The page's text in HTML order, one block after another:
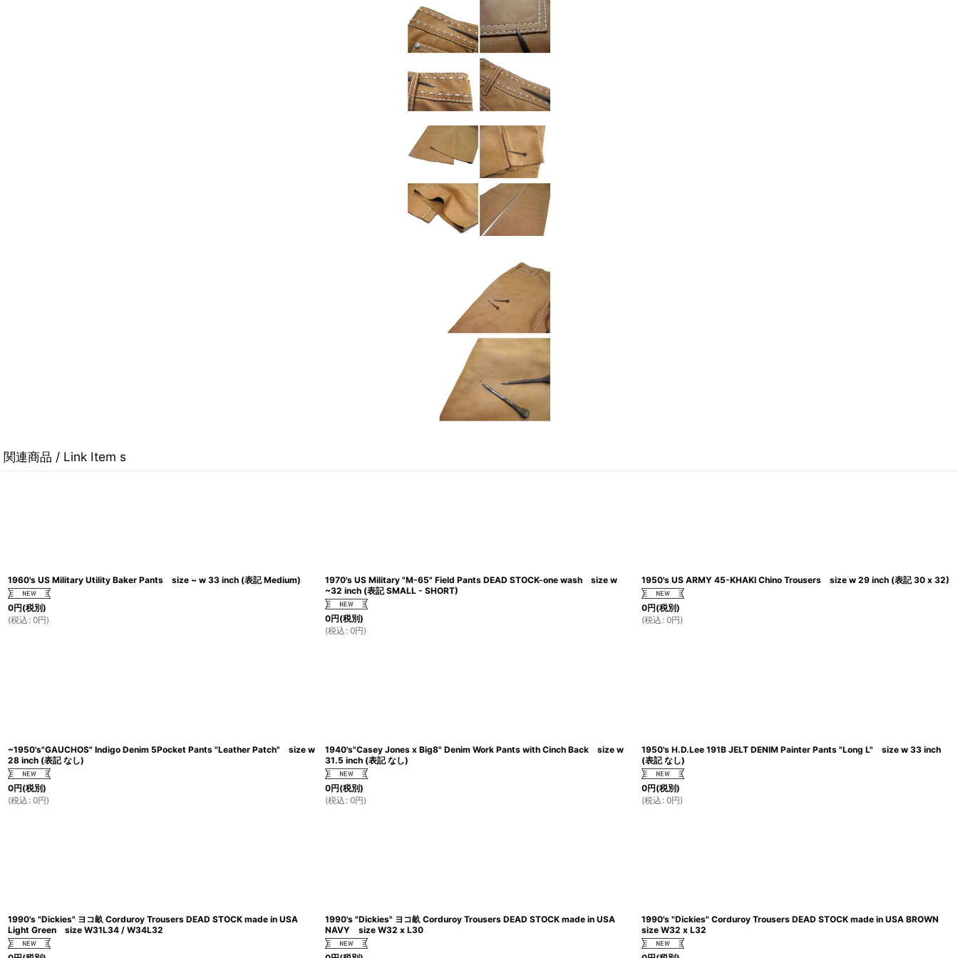
関連商品 / Link Item s
1960's US Military Utility Baker Pants size ~ w 33 inch (表記 Medium)
0円(税別)
(税込 : 0円)
1970's US Military "M-65" Field Pants DEAD STOCK-one wash size w
~32 inch (表記 SMALL - SHORT)
0円(税別)
(税込 : 0円)
1950's US ARMY 45-KHAKI Chino Trousers size w 29 inch (表記 30 x 32)
0円(税別)
(税込 : 0円)
~1950's"GAUCHOS" Indigo Denim 5Pocket Pants "Leather Patch" size w
28 inch (表記 なし)
0円(税別)
(税込 : 0円)
1940's"Casey Jones x Big8" Denim Work Pants with Cinch Back size w
31.5 inch (表記 なし)
0円(税別)
(税込 : 0円)
1950's H.D.Lee 191B JELT DENIM Painter Pants "Long L" size w 33 inch
(表記 なし)
0円(税別)
(税込 : 0円)
1990's "Dickies" ヨコ畝 Corduroy Trousers DEAD STOCK made in USA
Light Green size W31L34 / W34L32
1990's "Dickies" ヨコ畝 Corduroy Trousers DEAD STOCK made in USA
NAVY size W32 x L30
1990's "Dickies" Corduroy Trousers DEAD STOCK made in USA BROWN
size W32 x L32